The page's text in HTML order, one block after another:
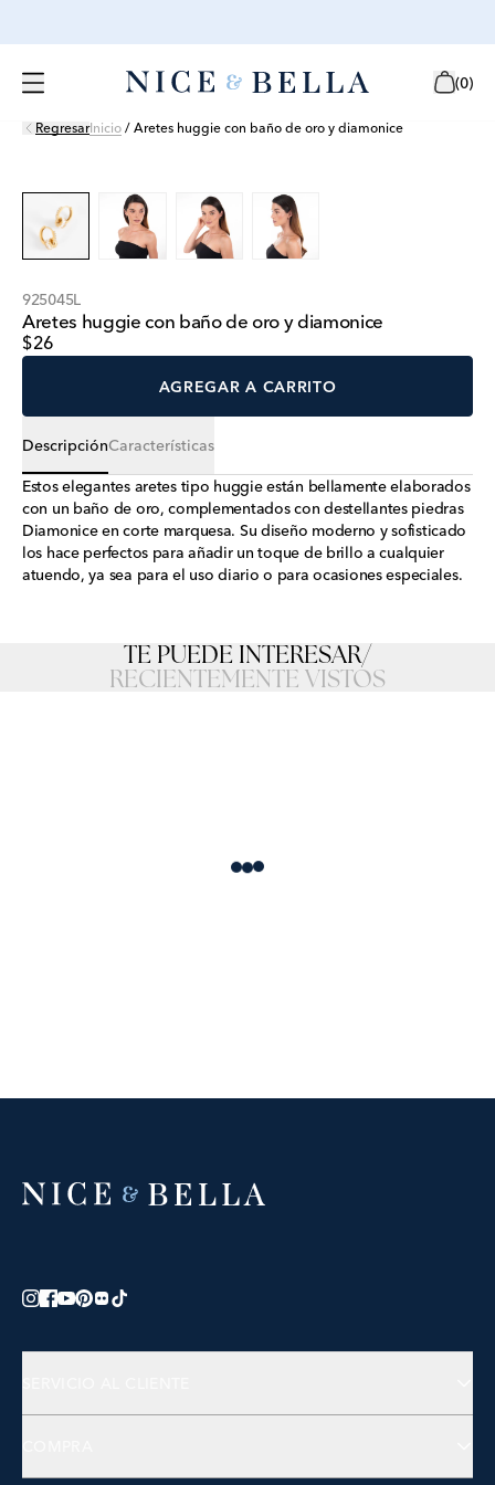
(0)
RegresarInicio / Aretes huggie con baño de oro y diamonice
925045L
Aretes huggie con baño de oro y diamonice
$26
AGREGAR A CARRITO
DescripciónCaracterísticas
Estos elegantes aretes tipo huggie están bellamente elaborados
con un baño de oro, complementados con destellantes piedras
Diamonice en corte marquesa. Su diseño moderno y sofisticado
los hace perfectos para añadir un toque de brillo a cualquier
atuendo, ya sea para el uso diario o para ocasiones especiales.
TE PUEDE INTERESAR/
RECIENTEMENTE VISTOS
Loading